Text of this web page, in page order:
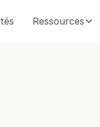
Ressources